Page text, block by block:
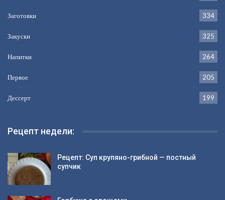
Заготовки 334
Закуски 325
Напитки 264
Первое 205
Дессерт 199
Рецепт недели:
Рецепт: Суп крупяно-грибной — постный
супчик